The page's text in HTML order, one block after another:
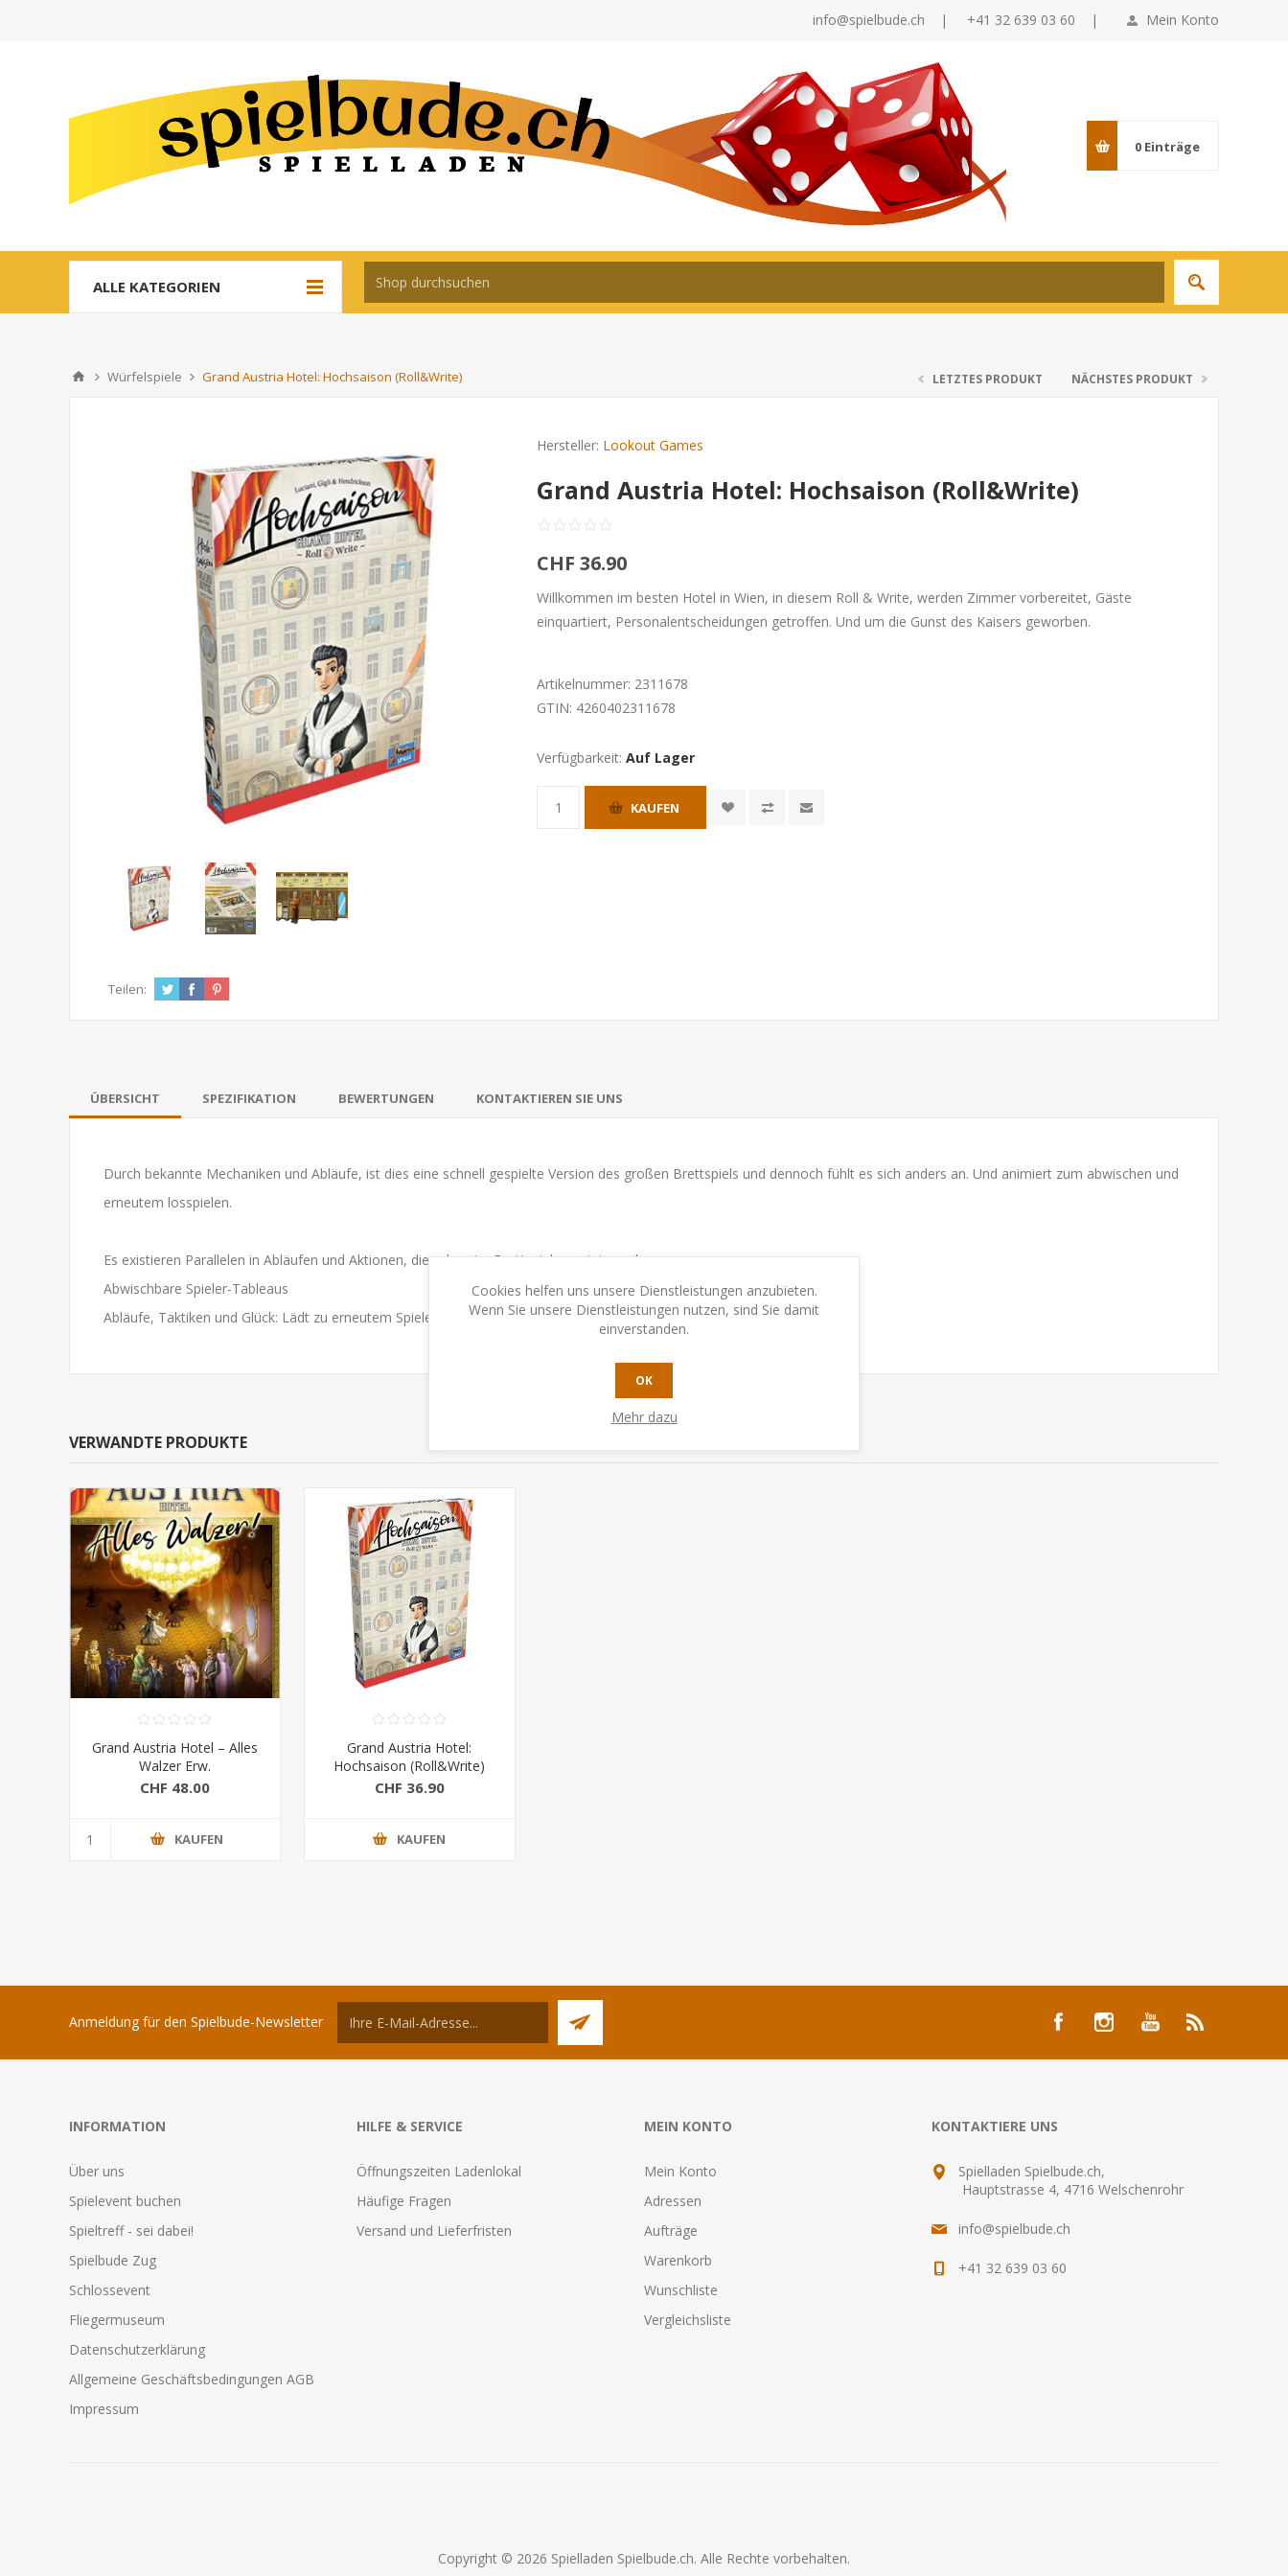
Mein Konto
info@spielbude.ch | +41 32 639 03 60 |
0 Einträge
ALLE KATEGORIEN
Würfelspiele Grand Austria Hotel: Hochsaison (Roll&Write) LETZTES PRODUKT NÄCHSTES PRODUKT
Hersteller: Lookout Games
Grand Austria Hotel: Hochsaison (Roll&Write)
CHF 36.90
Willkommen im besten Hotel in Wien, in diesem Roll & Write, werden Zimmer vorbereitet, Gäste
einquartiert, Personalentscheidungen getroffen. Und um die Gunst des Kaisers geworben.
Artikelnummer: 2311678
GTIN: 4260402311678
Verfügbarkeit: Auf Lager
KAUFEN
Teilen:
ÜBERSICHT SPEZIFIKATION BEWERTUNGEN KONTAKTIEREN SIE UNS
Durch bekannte Mechaniken und Abläufe, ist dies eine schnell gespielte Version des großen Brettspiels und dennoch fühlt es sich anders an. Und animiert zum abwischen und
erneutem losspielen.
Es existieren Parallelen in Abläufen und Aktionen, die schon im Brettspiel genutzt wurden
Abwischbare Spieler-Tableaus
Abläufe, Taktiken und Glück: Lädt zu erneutem Spielen ein
VERWANDTE PRODUKTE
Grand Austria Hotel – Alles
Walzer Erw.
CHF 48.00
KAUFEN
Grand Austria Hotel:
Hochsaison (Roll&Write)
CHF 36.90
KAUFEN
Anmeldung für den Spielbude-Newsletter
INFORMATION
Über uns
Spielevent buchen
Spieltreff - sei dabei!
Spielbude Zug
Schlossevent
Fliegermuseum
Datenschutzerklärung
Allgemeine Geschäftsbedingungen AGB
Impressum
HILFE & SERVICE
Öffnungszeiten Ladenlokal
Häufige Fragen
Versand und Lieferfristen
MEIN KONTO
Mein Konto
Adressen
Aufträge
Warenkorb
Wunschliste
Vergleichsliste
KONTAKTIERE UNS
Spielladen Spielbude.ch,
Hauptstrasse 4, 4716 Welschenrohr
info@spielbude.ch
+41 32 639 03 60
Copyright © 2026 Spielladen Spielbude.ch. Alle Rechte vorbehalten.
Cookies helfen uns unsere Dienstleistungen anzubieten.
Wenn Sie unsere Dienstleistungen nutzen, sind Sie damit
einverstanden.
OK
Mehr dazu